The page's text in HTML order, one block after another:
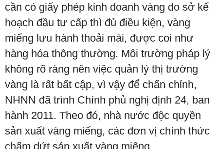
cần có giấy phép kinh doanh vàng do sở kế
hoạch đầu tư cấp thì đủ điều kiện, vàng
miếng lưu hành thoải mái, được coi như
hàng hóa thông thường. Môi trường pháp lý
không rõ ràng nên việc quản lý thị trường
vàng là rất bất cập, vì vậy để chấn chỉnh,
NHNN đã trình Chính phủ nghị định 24, ban
hành 2011. Theo đó, nhà nước độc quyền
sản xuất vàng miếng, các đơn vị chính thức
chấm dứt sản xuất vàng miếng.